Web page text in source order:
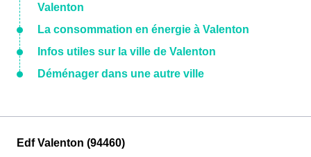
Valenton
La consommation en énergie à Valenton
Infos utiles sur la ville de Valenton
Déménager dans une autre ville
Edf Valenton (94460)